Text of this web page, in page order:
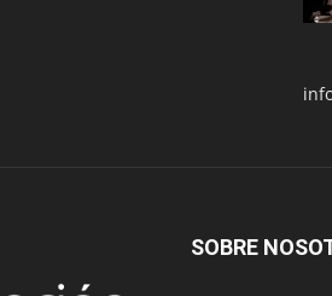
SOBRE